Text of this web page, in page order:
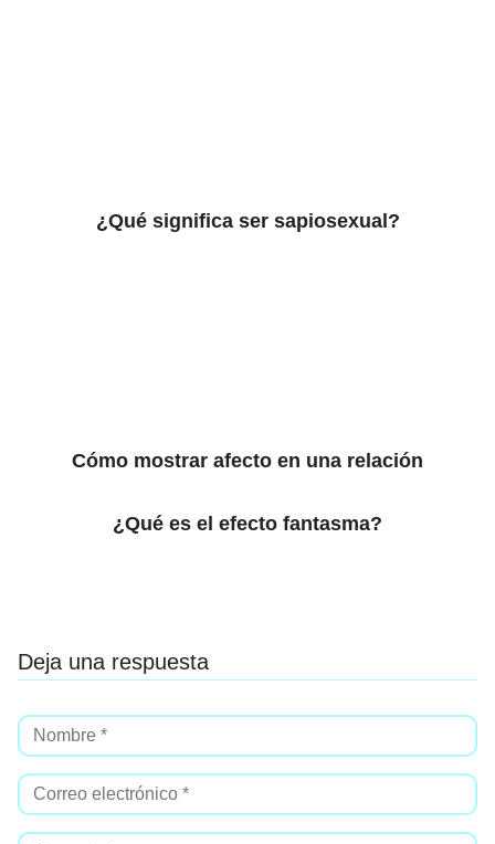
¿Qué significa ser sapiosexual?
Cómo mostrar afecto en una relación
¿Qué es el efecto fantasma?
Deja una respuesta